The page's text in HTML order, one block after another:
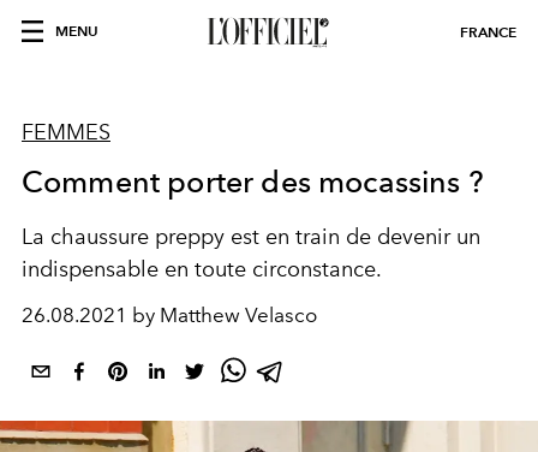
MENU FRANCE
FEMMES
Comment porter des mocassins ?
La chaussure preppy est en train de devenir un
indispensable en toute circonstance.
26.08.2021 by Matthew Velasco